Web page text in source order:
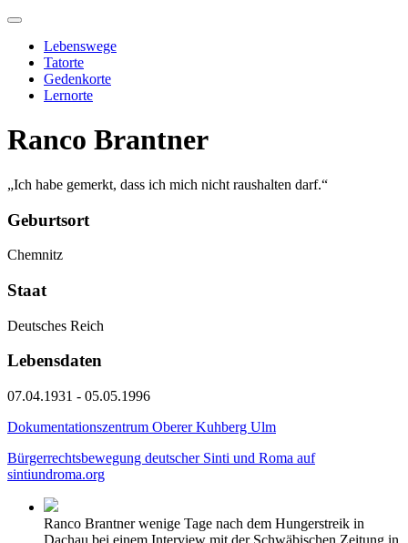
Skip
contentLebenswege
Tatorte
Gedenkorte
Lernorte
Ranco Brantner
„Ich habe gemerkt, dass ich mich nicht raushalten darf.“
Geburtsort
Chemnitz
Staat
Deutsches Reich
Lebensdaten
07.04.1931 - 05.05.1996
Dokumentationszentrum Oberer Kuhberg Ulm
Bürgerrechtsbewegung deutscher Sinti und Roma auf
sintiundroma.org
Ranco Brantner wenige Tage nach dem Hungerstreik in